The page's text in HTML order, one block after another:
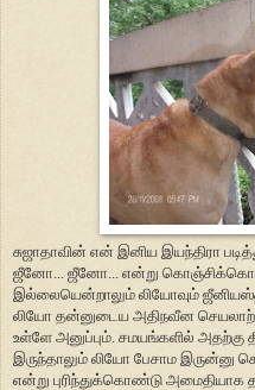
சுஜாதாவின் என் இனிய இயந்திரா
ஜீனோ... ஜீனோ... என்று
இல்லையென்றாலும் லியோவும்
லியோ தன்னுடைய அதிநவீன
உள்ளே அனுப்பும். சமயங்களில்
இருந்தாலும் லியோ பேசாம இருன்னு
என்று புரிந்துக்கொண்டு